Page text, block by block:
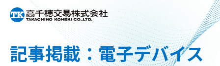
記事掲載：電子デバイス